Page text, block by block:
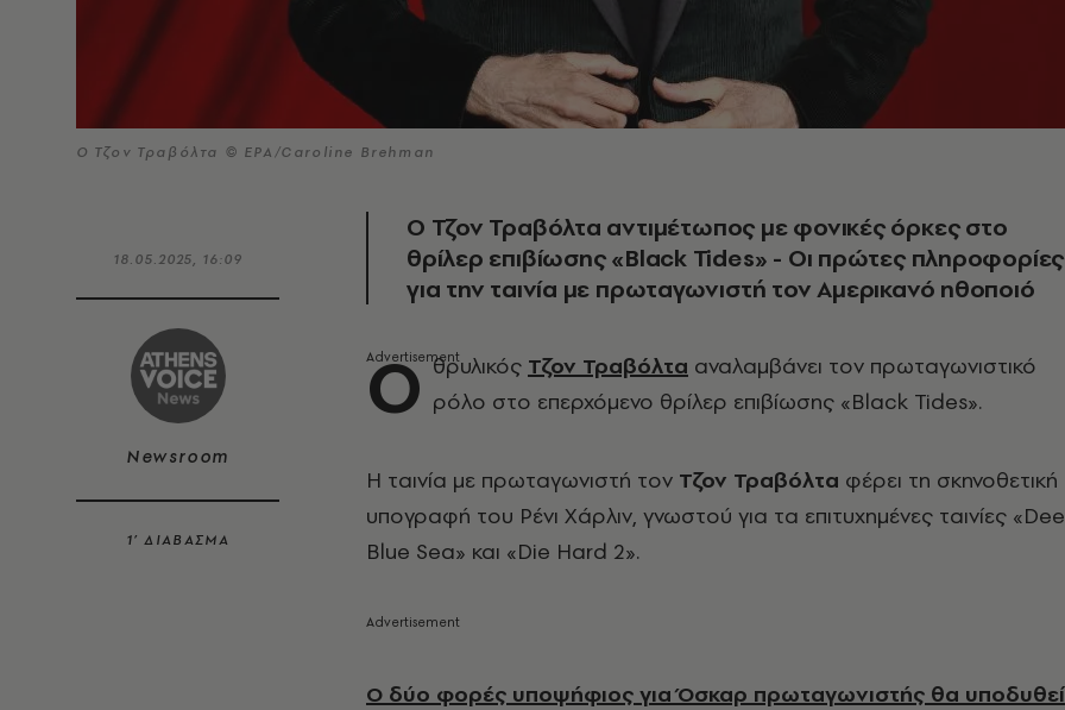
Ο Τζον Τραβόλτα © EPA/Caroline Brehman
18.05.2025, 16:09
Newsroom
1’ ΔΙΑΒΑΣΜΑ
Ο Τζον Τραβόλτα αντιμέτωπος με φονικές όρκες στο
θρίλερ επιβίωσης «Black Tides» - Οι πρώτες πληροφορίες
για την ταινία με πρωταγωνιστή τον Αμερικανό ηθοποιό
Ο θρυλικός Τζον Τραβόλτα αναλαμβάνει τον πρωταγωνιστικό
ρόλο στο επερχόμενο θρίλερ επιβίωσης «Black Tides».
Η ταινία με πρωταγωνιστή τον Τζον Τραβόλτα φέρει τη σκηνοθετική
υπογραφή του Ρένι Χάρλιν, γνωστού για τα επιτυχημένες ταινίες
Blue Sea» και «Die Hard 2».
Ο δύο φορές υποψήφιος για Όσκαρ πρωταγωνιστής θα υποδυθεί